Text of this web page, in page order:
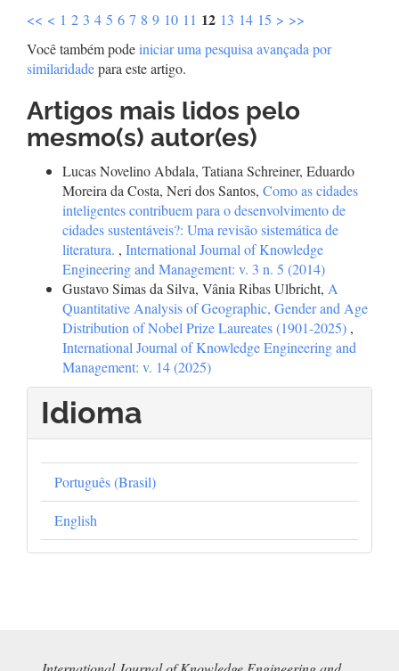
<< < 1 2 3 4 5 6 7 8 9 10 11 12 13 14 15 > >>
Você também podeiniciar uma pesquisa avançada por
similaridadepara este artigo.
Artigos mais lidos pelo
mesmo(s) autor(es)
Lucas Novelino Abdala, Tatiana Schreiner, Eduardo
Moreira da Costa, Neri dos Santos, Como as cidades
inteligentes contribuem para o desenvolvimento de
cidades sustentáveis?: Uma revisão sistemática de
literatura. , International Journal of Knowledge
Engineering and Management: v. 3 n. 5 (2014)
Gustavo Simas da Silva, Vânia Ribas Ulbricht, A
Quantitative Analysis of Geographic, Gender and Age
Distribution of Nobel Prize Laureates (1901-2025) ,
International Journal of Knowledge Engineering and
Management: v. 14 (2025)
Idioma
Português (Brasil)
English